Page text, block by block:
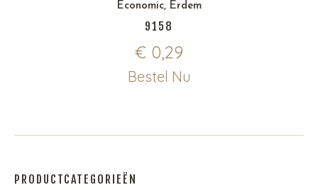
Economic, Erdem
9158
€ 0,29
Bestel Nu
PRODUCTCATEGORIEËN